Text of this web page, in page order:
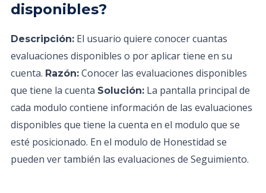
disponibles?
Descripción: El usuario quiere conocer cuantas
evaluaciones disponibles o por aplicar tiene en su
cuenta. Razón: Conocer las evaluaciones disponibles
que tiene la cuenta Solución: La pantalla principal de
cada modulo contiene información de las evaluaciones
disponibles que tiene la cuenta en el modulo que se
esté posicionado. En el modulo de Honestidad se
pueden ver también las evaluaciones de Seguimiento.